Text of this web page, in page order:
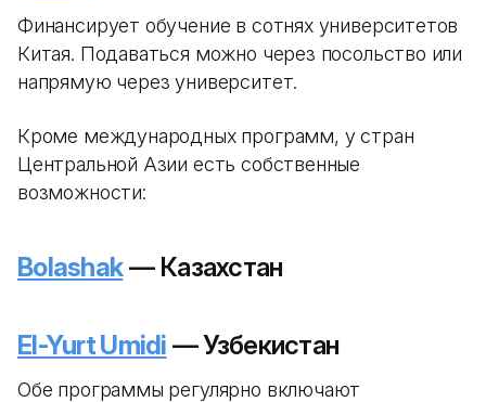
Финансирует обучение в сотнях университетов
Китая. Подаваться можно через посольство или
напрямую через университет.
Кроме международных программ, у стран
Центральной Азии есть собственные
возможности:
Bolashak— Казахстан
El-Yurt Umidi — Узбекистан
Обе программы регулярно включают